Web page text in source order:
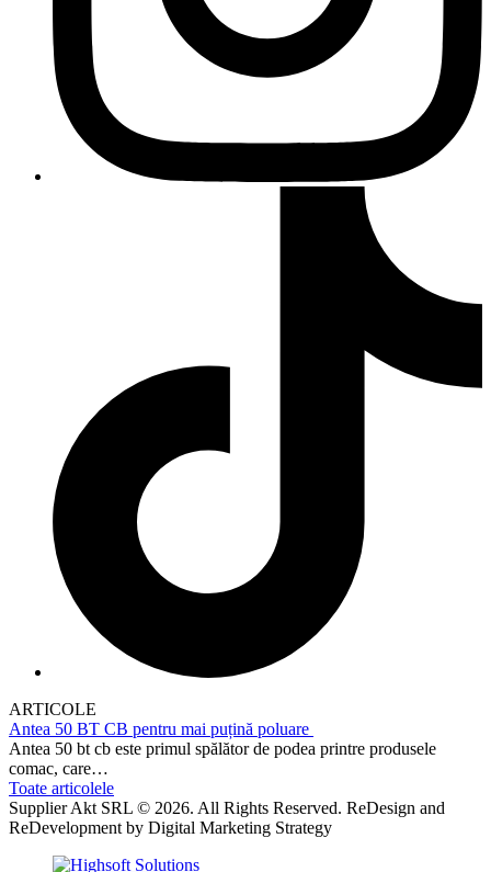
ARTICOLE
Antea 50 BT CB pentru mai puțină poluare
Antea 50 bt cb este primul spălător de podea printre produsele
comac, care…
Toate articolele
Supplier Akt SRL © 2026. All Rights Reserved. ReDesign and
ReDevelopment by Digital Marketing Strategy